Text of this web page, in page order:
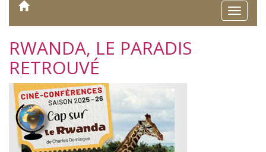
Toggle
RWANDA, LE PARADIS
RETROUVÉ